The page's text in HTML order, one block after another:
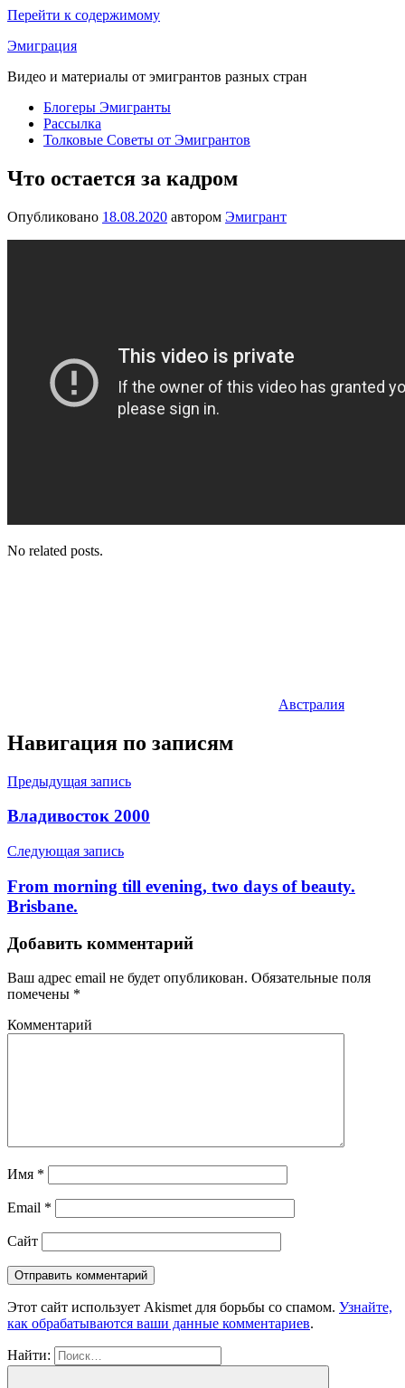
Перейти к содержимому
Эмиграция
Видео и материалы от эмигрантов разных стран
Блогеры Эмигранты
Рассылка
Толковые Советы от Эмигрантов
Что остается за кадром
Опубликовано 18.08.2020 автором Эмигрант
No related posts.
Австралия
Навигация по записям
Предыдущая запись
Владивосток 2000
Следующая запись
From morning till evening, two days of beauty.
Brisbane.
Добавить комментарий
Ваш адрес email не будет опубликован. Обязательные поля
помечены *
Комментарий
Имя *
Email *
Сайт
Этот сайт использует Akismet для борьбы со спамом. Узнайте,
как обрабатываются ваши данные комментариев.
Найти: